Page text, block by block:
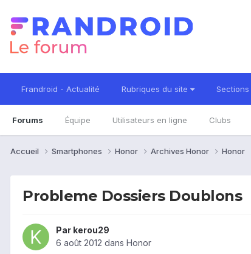
Frandroid - Actualité Rubriques du site
Forums Équipe Utilisateurs en ligne Clubs
Accueil Smartphones Honor Archives Honor Honor
Probleme Dossiers Doublons
Par kerou29
6 août 2012 dans Honor